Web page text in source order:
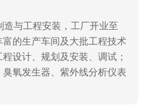
造与工程安装，工厂开业至
的生产车间及大批工程技术
设计、规划及安装、调试；
氧发生器、紫外线分析仪表